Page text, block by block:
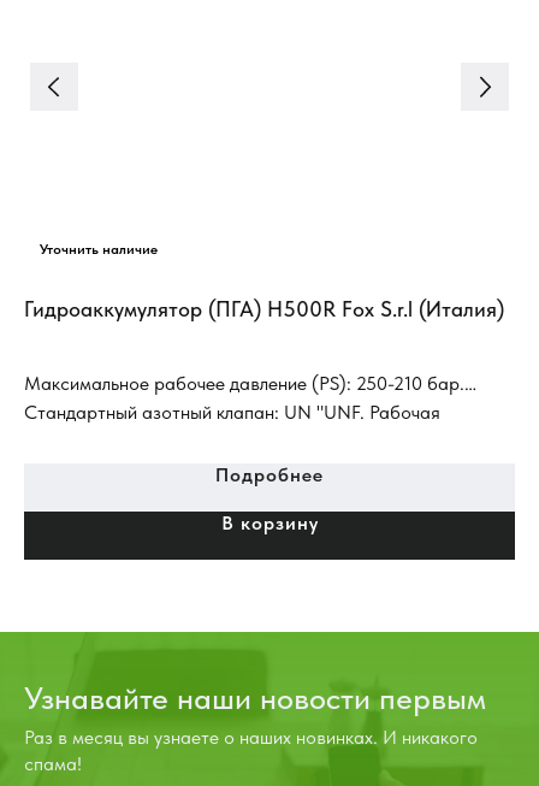
Гидроаккумулятор (ПГА) H500R Fox S.r.l (Италия)
Максимальное рабочее давление (PS): 250-210 бар.
Стандартный азотный клапан: UN "UNF. Рабочая
диафрагма: может эксплуатировться в системах с
Установка: в любом положении
Подробнее
В корзину
Узнавайте наши новости первым
Раз в месяц вы узнаете о наших новинках. И никакого
спама!